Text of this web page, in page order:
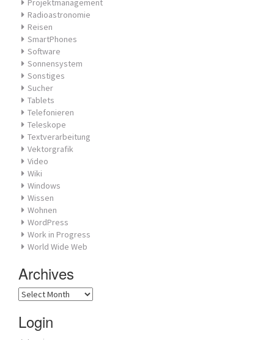
Projektmanagement
Radioastronomie
Reisen
SmartPhones
Software
Sonnensystem
Sonstiges
Sucher
Tablets
Telefonieren
Teleskope
Textverarbeitung
Vektorgrafik
Video
Wiki
Windows
Wissen
Wohnen
WordPress
Work in Progress
World Wide Web
Archives
Archives
Login